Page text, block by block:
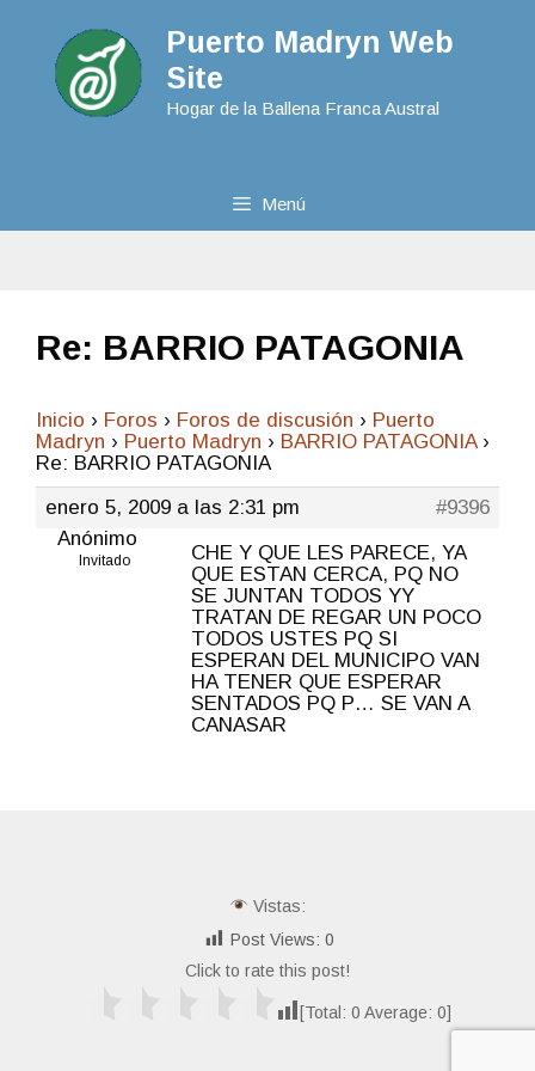
Puerto Madryn Web
Site
Hogar de la Ballena Franca Austral
Menú
Re: BARRIO PATAGONIA
Inicio › Foros › Foros de discusión › Puerto
Madryn › Puerto Madryn › BARRIO PATAGONIA ›
Re: BARRIO PATAGONIA
enero 5, 2009 a las 2:31 pm
#9396
Anónimo
Invitado
CHE Y QUE LES PARECE, YA
QUE ESTAN CERCA, PQ NO
SE JUNTAN TODOS YY
TRATAN DE REGAR UN POCO
TODOS USTES PQ SI
ESPERAN DEL MUNICIPO VAN
HA TENER QUE ESPERAR
SENTADOS PQ P… SE VAN A
CANASAR
Vistas:
Post Views: 0
Click to rate this post!
[Total: 0 Average: 0]